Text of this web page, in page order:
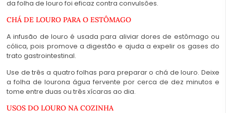
da folha de louro foi eficaz contra convulsões.
CHÁ DE LOURO PARA O ESTÔMAGO
A infusão delouro é usada para aliviar dores de estômago ou
cólica, pois promove a digestão e ajuda a expelir os gases do
trato gastrointestinal.
Use de três a quatrofolhas para preparar ochá de louro. Deixe
a folha de lourona água fervente por cerca de dez minutos e
tome entre duas ou três xícaras ao dia.
USOS DO LOURO NA COZINHA